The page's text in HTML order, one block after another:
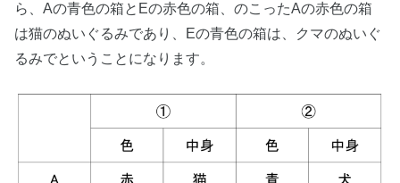
ら、Aの青色の箱とEの赤色の箱、のこったAの赤色の箱
は猫のぬいぐるみであり、Eの青色の箱は、クマのぬいぐ
るみでということになります。